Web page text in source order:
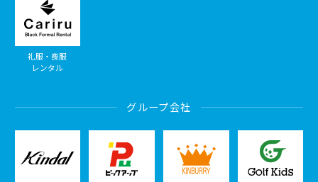
礼服・喪服
レンタル
グループ会社